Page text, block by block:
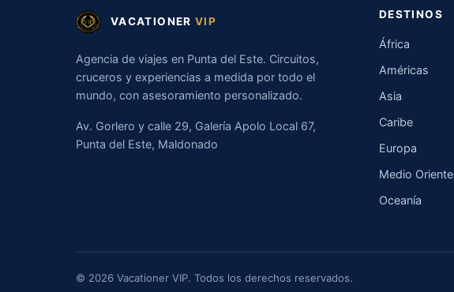
VACATIONER VIP
Agencia de viajes en Punta del Este. Circuitos,
cruceros y experiencias a medida por todo el
mundo, con asesoramiento personalizado.
Av. Gorlero y calle 29, Galería Apolo Local 67,
Punta del Este, Maldonado
DESTINOS
África
Américas
Asia
Caribe
Europa
Medio Oriente
Oceanía
© 2026 Vacationer VIP. Todos los derechos reservados.